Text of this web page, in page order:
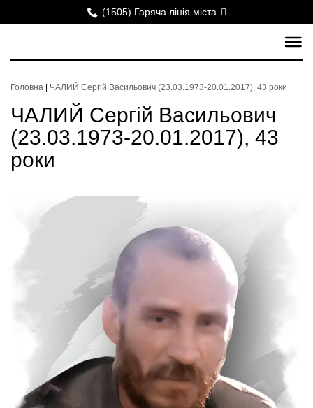
(1505) Гаряча лінія міста
Головна ЧАЛИЙ Сергій Васильович (23.03.1973-20.01.2017), 43 роки
ЧАЛИЙ Сергій Васильович
(23.03.1973-20.01.2017), 43
роки